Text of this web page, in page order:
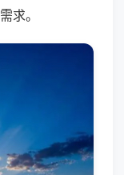
求。